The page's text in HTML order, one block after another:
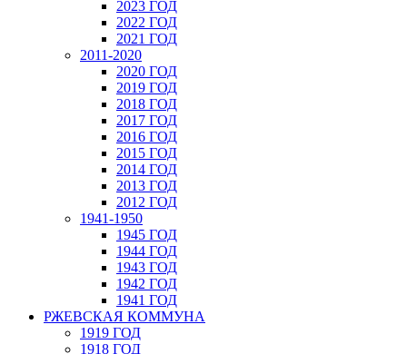
2023 ГОД
2022 ГОД
2021 ГОД
2011-2020
2020 ГОД
2019 ГОД
2018 ГОД
2017 ГОД
2016 ГОД
2015 ГОД
2014 ГОД
2013 ГОД
2012 ГОД
1941-1950
1945 ГОД
1944 ГОД
1943 ГОД
1942 ГОД
1941 ГОД
РЖЕВСКАЯ КОММУНА
1919 ГОД
1918 ГОД